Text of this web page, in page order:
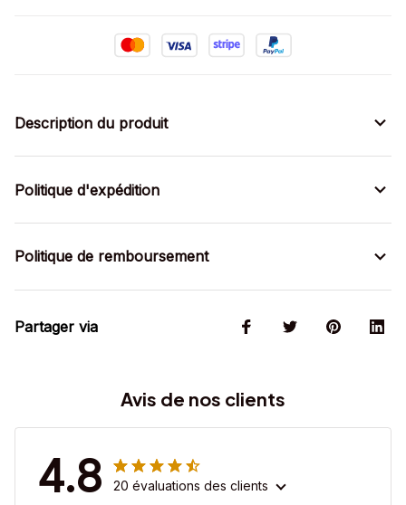
Description du produit
Politique d'expédition
Politique de remboursement
Partager via
Avis de nos clients
4.8 20 évaluations des clients